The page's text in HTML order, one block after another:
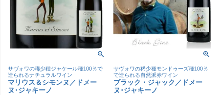
サヴォワの稀少種ジャケール種100％で
造られるナチュラルワイン
マリウス＆シモンヌ／ドメー
ヌ･ジャキーノ
サヴォワの稀少種モンドゥーズ種100％
で造られる自然派赤ワイン
ブラック・ジャック／ドメー
ヌ･ジャキーノ